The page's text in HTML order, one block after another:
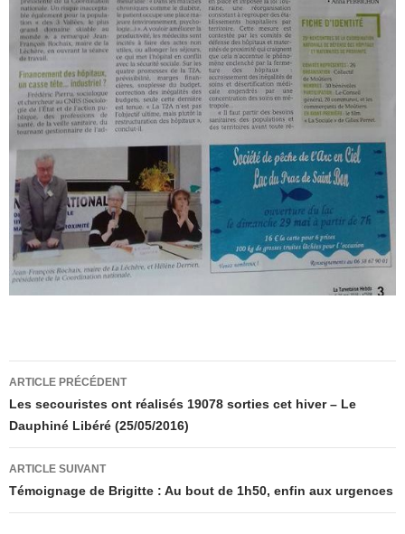
Navigation
des
articles
ARTICLE PRÉCÉDENT
Les secouristes ont réalisés 19078 sorties cet hiver – Le
Dauphiné Libéré (25/05/2016)
ARTICLE SUIVANT
Témoignage de Brigitte : Au bout de 1h50, enfin aux urgences